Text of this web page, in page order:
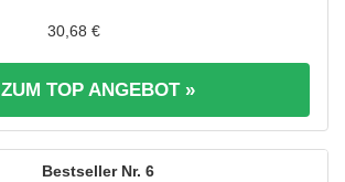
30,68 €
ZUM TOP ANGEBOT »
6